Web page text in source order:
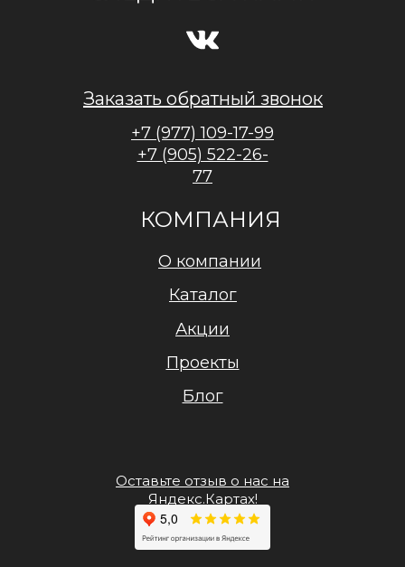
КОМПАНИЯ
+7 (977) 109-17-99
+7 (905) 522-26-
77
О компании
Каталог
Акции
Оставьте отзыв о нас на
Яндекс.Картах!
Проекты
Заказать обратный звонок
Блог